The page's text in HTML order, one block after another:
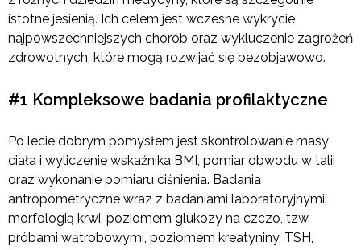
istotne jesienią. Ich celem jest wczesne wykrycie
najpowszechniejszych chorób oraz wykluczenie zagrożeń
zdrowotnych, które mogą rozwijać się bezobjawowo.
#1 Kompleksowe badania profilaktyczne
Po lecie dobrym pomysłem jest skontrolowanie masy
ciała i wyliczenie wskaźnika BMI, pomiar obwodu w talii
oraz wykonanie pomiaru ciśnienia. Badania
antropometryczne wraz z badaniami laboratoryjnymi:
morfologią krwi, poziomem glukozy na czczo, tzw.
próbami wątrobowymi, poziomem kreatyniny, TSH,